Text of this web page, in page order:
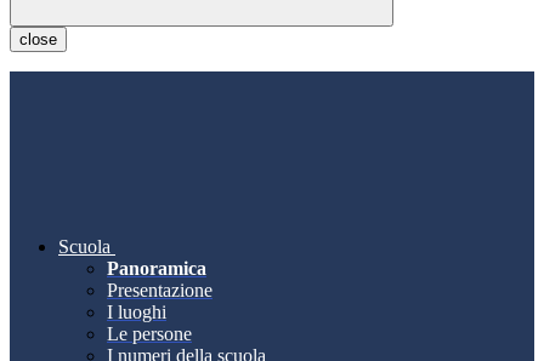
close
Scuola
Panoramica
Presentazione
I luoghi
Le persone
I numeri della scuola